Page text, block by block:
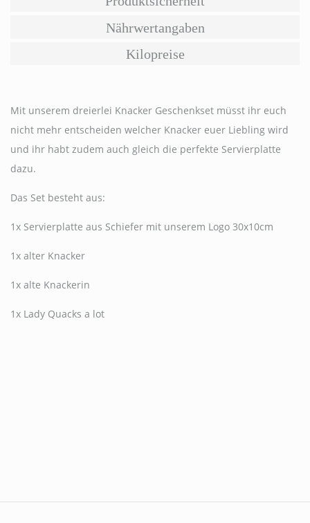
Nährwertangaben
Kilopreise
Mit unserem dreierlei Knacker Geschenkset müsst ihr euch
nicht mehr entscheiden welcher Knacker euer Liebling wird
und ihr habt zudem auch gleich die perfekte Servierplatte
dazu.
Das Set besteht aus:
1x Servierplatte aus Schiefer mit unserem Logo 30x10cm
1x alter Knacker
1x alte Knackerin
1x Lady Quacks a lot